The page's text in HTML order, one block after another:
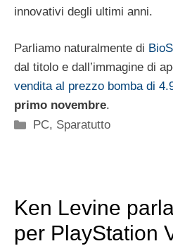
innovativi degli ultimi anni.
Parliamo naturalmente di
dal titolo e dall’immagine di
vendita al prezzo bomba di
primo novembre.
Categorie
PC, Sparatutto
Ken Levine
per PlayStation